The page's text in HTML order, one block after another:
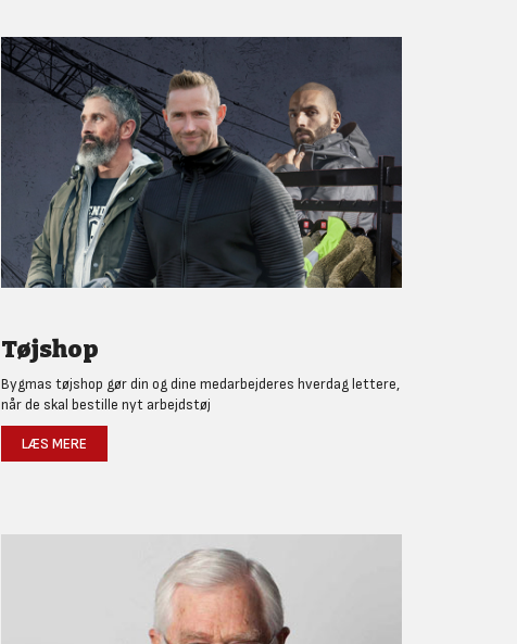
Tøjshop
Bygmas tøjshop gør din og dine medarbejderes hverdag lettere,
når de skal bestille nyt arbejdstøj
LÆS MERE